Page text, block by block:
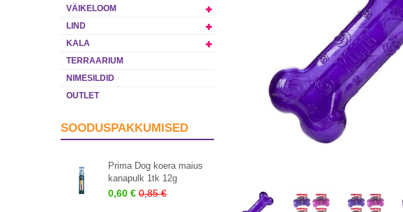
VÄIKELOOM
LIND
KALA
TERRAARIUM
NIMESILDID
OUTLET
SOODUSPAKKUMISED
Prima Dog koera maius
kanapulk 1tk 12g
0,60 € 0,85 €